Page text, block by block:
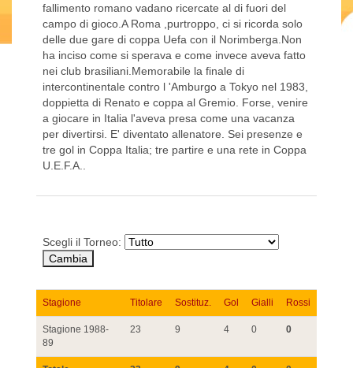
fallimento romano vadano ricercate al di fuori del
campo di gioco.A Roma ,purtroppo, ci si ricorda solo
delle due gare di coppa Uefa con il Norimberga.Non
ha inciso come si sperava e come invece aveva fatto
nei club brasiliani.Memorabile la finale di
intercontinentale contro l 'Amburgo a Tokyo nel 1983,
doppietta di Renato e coppa al Gremio. Forse, venire
a giocare in Italia l'aveva presa come una vacanza
per divertirsi. E' diventato allenatore. Sei presenze e
tre gol in Coppa Italia; tre partire e una rete in Coppa
U.E.F.A..
Scegli il Torneo:
Stagione Titolare Sostituz. Gol Gialli Rossi
Stagione 1988-
89
23 9 4 0 0